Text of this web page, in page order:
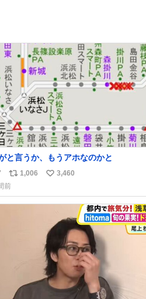
と言うか、もうアホなのかと
リ
ポ
ス
1,006
い
ね
3,460
前